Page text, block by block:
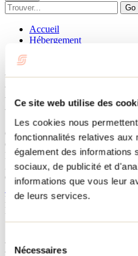
Ce site web utilise des
Les cookies nous
fonctionnalités relatives aux
également des informations
sociaux, de publicité et
informations que vous leur
de leurs services.
du Nécessaires
Go
Accueil
Hébergement
LE
L'ARTISAN
Chertsey
Chalets
LE SANCTUAIRE DE
320 rue des Cygnes
Chertsey, QC J0K3K0
No d'enregistrement300554
Besoin d'information?
1 800 363-2788
Menu pied de page